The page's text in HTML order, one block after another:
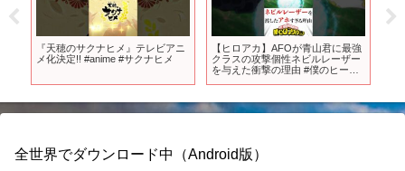
『天穂のサクナヒメ』テレビアニ
メ化決定!! #anime #サクナヒメ
【ヒロアカ】AFOが青山君に最強
クラスの攻撃個性ネビルレーザー
を与えた衝撃の理由 #僕のヒーロ
【
全世界でダウンロード中（Android版）